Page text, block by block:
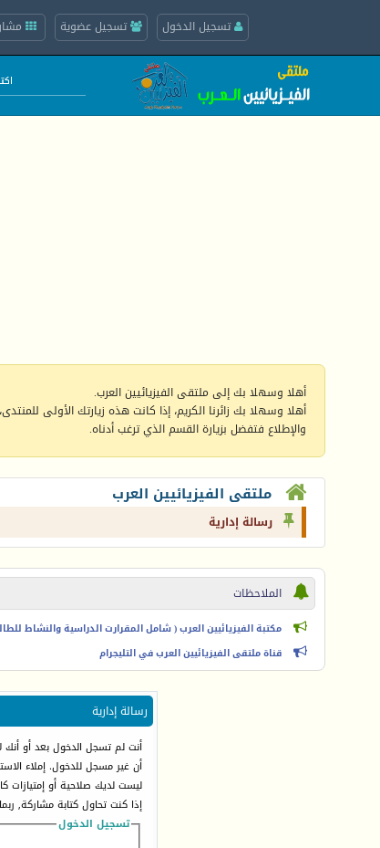
تسجيل الدخول تسجيل عضوية
أهلا وسهلا بك إلى ملتقى الفيزيائيين العرب.
أهلا وسهلا بك زائرنا الكريم، إذا كانت هذه زيارتك الأولى
والإطلاع فتفضل بزيارة القسم الذي ترغب أدناه.
ملتقى الفيزيائيين العرب
رسالة إدارية
الملاحظات
مكتبة الفيزيائيين العرب ( شامل المقرارت الدراسية والنشاط
قناة ملتقى الفيزيائيين العرب في التليجرام
رسالة إدارية
أنت لم تسجل الدخول بعد أو
أن غير مسجل للدخول. إملاء
ليست لديك صلاحية أو
إذا كنت تحاول كتابة مشاركة,
تسجيل الدخول